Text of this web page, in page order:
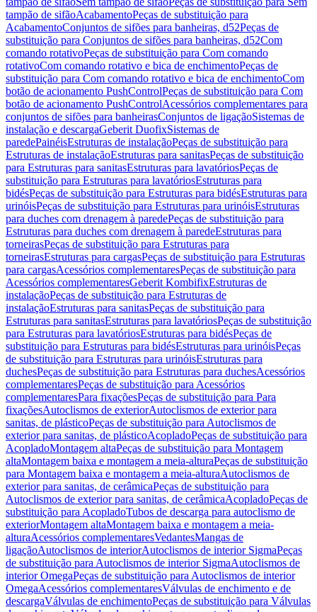
tampão de sifãoAcabamentoPeças de substituição para
AcabamentoConjuntos de sifões para banheiras, d52Peças de
substituição para Conjuntos de sifões para banheiras, d52Com
comando rotativoPeças de substituição para Com comando
rotativoCom comando rotativo e bica de enchimentoPeças de
substituição para Com comando rotativo e bica de enchimentoCom
botão de acionamento PushControlPeças de substituição para Com
botão de acionamento PushControlAcessórios complementares para
conjuntos de sifões para banheirasConjuntos de ligaçãoSistemas de
instalação e descargaGeberit DuofixSistemas de
paredePainéisEstruturas de instalaçãoPeças de substituição para
Estruturas de instalaçãoEstruturas para sanitasPeças de substituição
para Estruturas para sanitasEstruturas para lavatóriosPeças de
substituição para Estruturas para lavatóriosEstruturas para
bidésPeças de substituição para Estruturas para bidésEstruturas para
urinóisPeças de substituição para Estruturas para urinóisEstruturas
para duches com drenagem à paredePeças de substituição para
Estruturas para duches com drenagem à paredeEstruturas para
torneirasPeças de substituição para Estruturas para
torneirasEstruturas para cargasPeças de substituição para Estruturas
para cargasAcessórios complementaresPeças de substituição para
Acessórios complementaresGeberit KombifixEstruturas de
instalaçãoPeças de substituição para Estruturas de
instalaçãoEstruturas para sanitasPeças de substituição para
Estruturas para sanitasEstruturas para lavatóriosPeças de substituição
para Estruturas para lavatóriosEstruturas para bidésPeças de
substituição para Estruturas para bidésEstruturas para urinóisPeças
de substituição para Estruturas para urinóisEstruturas para
duchesPeças de substituição para Estruturas para duchesAcessórios
complementaresPeças de substituição para Acessórios
complementaresPara fixaçõesPeças de substituição para Para
fixaçõesAutoclismos de exteriorAutoclismos de exterior para
sanitas, de plásticoPeças de substituição para Autoclismos de
exterior para sanitas, de plásticoAcopladoPeças de substituição para
AcopladoMontagem altaPeças de substituição para Montagem
altaMontagem baixa e montagem a meia-alturaPeças de substituição
para Montagem baixa e montagem a meia-alturaAutoclismos de
exterior para sanitas, de cerâmicaPeças de substituição para
Autoclismos de exterior para sanitas, de cerâmicaAcopladoPeças de
substituição para AcopladoTubos de descarga para autoclismo de
exteriorMontagem altaMontagem baixa e montagem a meia-
alturaAcessórios complementaresVedantesMangas de
ligaçãoAutoclismos de interiorAutoclismos de interior SigmaPeças
de substituição para Autoclismos de interior SigmaAutoclismos de
interior OmegaPeças de substituição para Autoclismos de interior
OmegaAcessórios complementaresVálvulas de enchimento e de
descargaVálvulas de enchimentoPeças de substituição para Válvulas